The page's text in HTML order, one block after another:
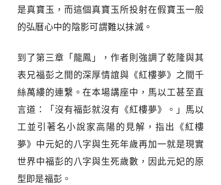
是真寶玉，而這個真寶玉所投射在假寶玉一般
的弘曆心中的陰影可謂難以抹滅。
到了第三章「龍鳳」，作者則強調了乾隆與其
表兄福彭之間的深厚情誼與《紅樓夢》之間千
絲萬縷的連繫。在本場講座中，馬以工甚至直
言道：「沒有福彭就沒有《紅樓夢》。」馬以
工並引著名小說家高陽的見解，指出《紅樓
夢》中元妃的八字與生死年歲再加一就是現實
世界中福彭的八字與生死歲數，因此元妃的原
型即是福彭。